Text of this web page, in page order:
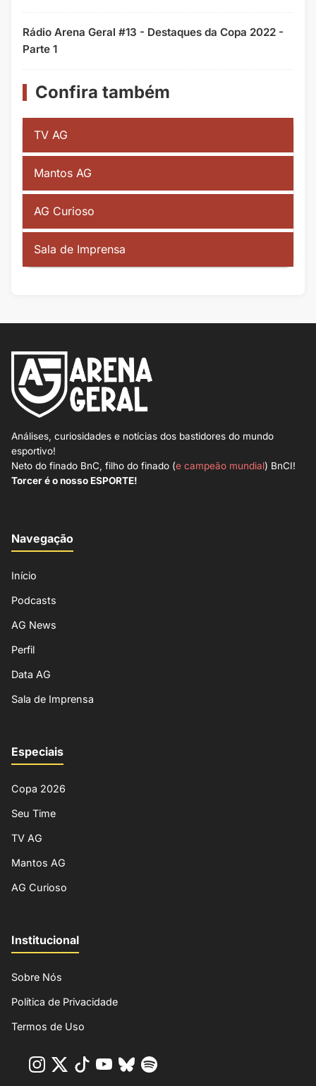
Rádio Arena Geral #13 - Destaques da Copa 2022 -
Parte 1
Confira também
TV AG
Mantos AG
AG Curioso
Sala de Imprensa
Análises, curiosidades e notícias dos bastidores do mundo
esportivo!
Neto do finado BnC, filho do finado (e campeão mundial) BnCI!
Torcer é o nosso ESPORTE!
Navegação
Início
Podcasts
AG News
Perfil
Data AG
Sala de Imprensa
Especiais
Copa 2026
Seu Time
TV AG
Mantos AG
AG Curioso
Institucional
Sobre Nós
Política de Privacidade
Termos de Uso